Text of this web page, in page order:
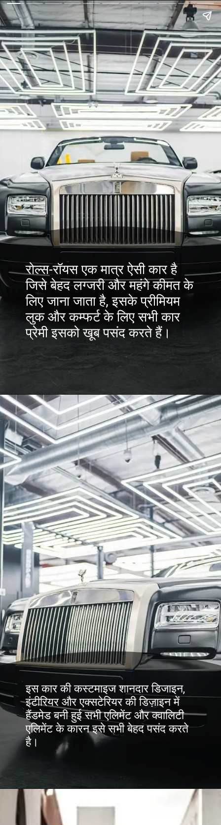
रोल्स-रॉयस एक मात्र ऐसी कार है
जिसे बेहद लग्जरी और महंगे कीमत के
लिए जाना जाता है, इसके प्रीमियम
लुक और कम्फर्ट के लिए सभी कार
प्रेमी इसको खूब पसंद करते हैं।
इस कार की कस्टमाइज शानदार डिजाइन,
इंटीरियर और एक्सटेरियर की डिज़ाइन में
हैंडमेड बनी हुई सभी एलिमेंट और क्वालिटी
एलिमेंट के कारन इसे सभी बेहद पसंद करते
है।